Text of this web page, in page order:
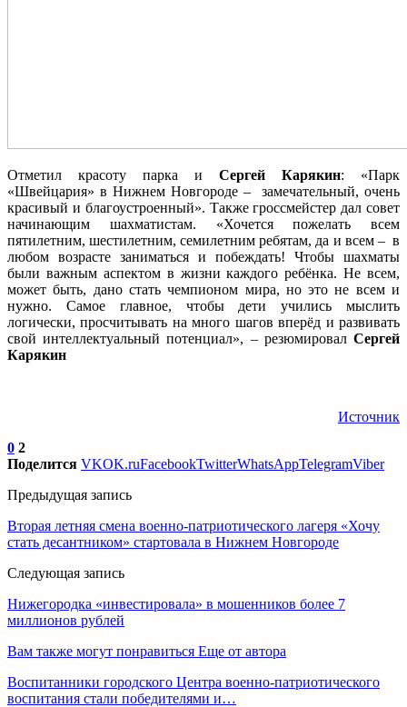
Отметил красоту парка и Сергей Карякин: «Парк
«Швейцария» в Нижнем Новгороде – замечательный, очень
красивый и благоустроенный». Также гроссмейстер дал совет
начинающим шахматистам. «Хочется пожелать всем
пятилетним, шестилетним, семилетним ребятам, да и всем – в
любом возрасте заниматься и побеждать! Чтобы шахматы
были важным аспектом в жизни каждого ребёнка. Не всем,
может быть, дано стать чемпионом мира, но это не всем и
нужно. Самое главное, чтобы дети учились мыслить
логически, просчитывать на много шагов вперёд и развивать
свой интеллектуальный потенциал», – резюмировал Сергей
Карякин
Источник
0 2
Поделится VKOK.ruFacebookTwitterWhatsAppTelegramViber
Предыдущая запись
Вторая летняя смена военно-патриотического лагеря «Хочу
стать десантником» стартовала в Нижнем Новгороде
Следующая запись
Нижегородка «инвестировала» в мошенников более 7
миллионов рублей
Вам также могут понравиться Еще от автора
Воспитанники городского Центра военно-патриотического
воспитания стали победителями и…